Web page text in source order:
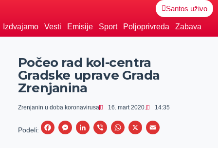
Santos uživo
Izdvajamo Vesti Emisije Sport Poljoprivreda Zabava
Počeo rad kol-centra
Gradske uprave Grada
Zrenjanina
Zrenjanin u doba koronavirusa 16. mart 2020. 14:35
Podeli:
F
M
L
V
W
X
E